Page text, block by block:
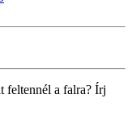
feltennél a falra? Írj